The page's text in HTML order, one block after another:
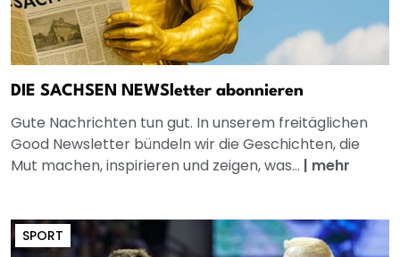
DIE SACHSEN NEWSletter abonnieren
Gute Nachrichten tun gut. In unserem freitäglichen
Good Newsletter bündeln wir die Geschichten, die
Mut machen, inspirieren und zeigen, was... | mehr
SPORT